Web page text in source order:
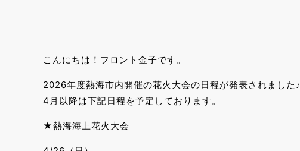
こんにちは！フロント金子です。
2026年度熱海市内開催の花火大会の日程が発表されました♪
4月以降は下記日程を予定しております。
★熱海海上花火大会